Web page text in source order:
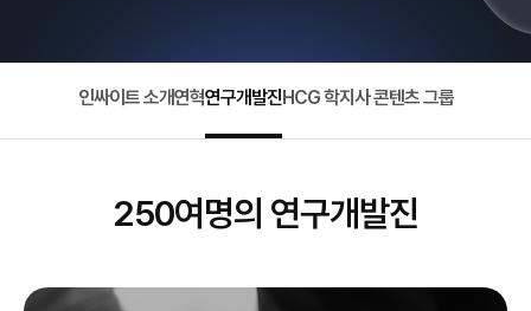
인싸이트 소개연혁연구개발진HCG 학지사 콘텐츠 그룹
250여명의 연구개발진